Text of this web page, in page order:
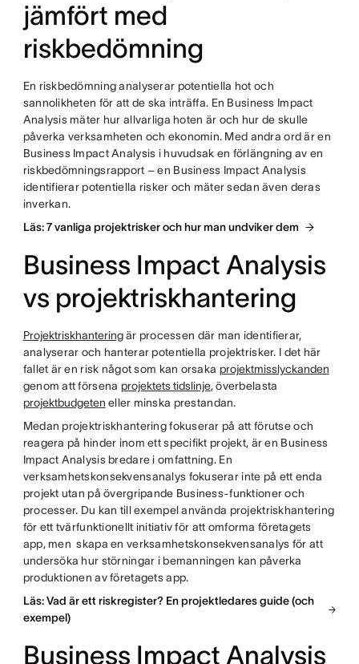
jämfört med
riskbedömning
En riskbedömning analyserar potentiella hot och
sannolikheten för att de ska inträffa. En Business Impact
Analysis mäter hur allvarliga hoten är och hur de skulle
påverka verksamheten och ekonomin. Med andra ord är en
Business Impact Analysis i huvudsak en förlängning av en
riskbedömningsrapport – en Business Impact Analysis
identifierar potentiella risker och mäter sedan även deras
inverkan.
Läs: 7 vanliga projektrisker och hur man undviker dem
Business Impact Analysis
vs projektriskhantering
Projektriskhanteringär processen där man identifierar,
analyserar och hanterar potentiella projektrisker. I det här
fallet är en risk något som kan orsaka projektmisslyckanden
genom att försena projektets tidslinje, överbelasta
projektbudgeten eller minska prestandan.
Medan projektriskhantering fokuserar på att förutse och
reagera på hinder inom ett specifikt projekt, är en Business
Impact Analysis bredare i omfattning. En
verksamhetskonsekvensanalys fokuserar inte på ett enda
projekt utan på övergripande Business-funktioner och
processer. Du kan till exempel använda projektriskhantering
för ett tvärfunktionellt initiativ för att omforma företagets
app, men skapa en verksamhetskonsekvensanalys för att
undersöka hur störningar i bemanningen kan påverka
produktionen av företagets app.
Läs: Vad är ett riskregister? En projektledares guide (och
exempel)
Business Impact Analysis